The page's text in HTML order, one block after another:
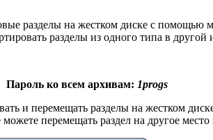
разделы на жестком диске с
разделы из одного типа в
Пароль ко всем архивам: 1progs
и перемещать разделы на жестком
перемещать раздел на другое место